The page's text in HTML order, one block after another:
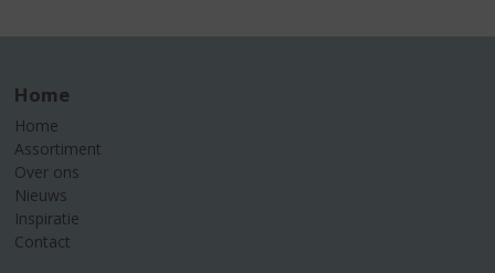
Home
Home
Assortiment
Over ons
Nieuws
Inspiratie
Contact